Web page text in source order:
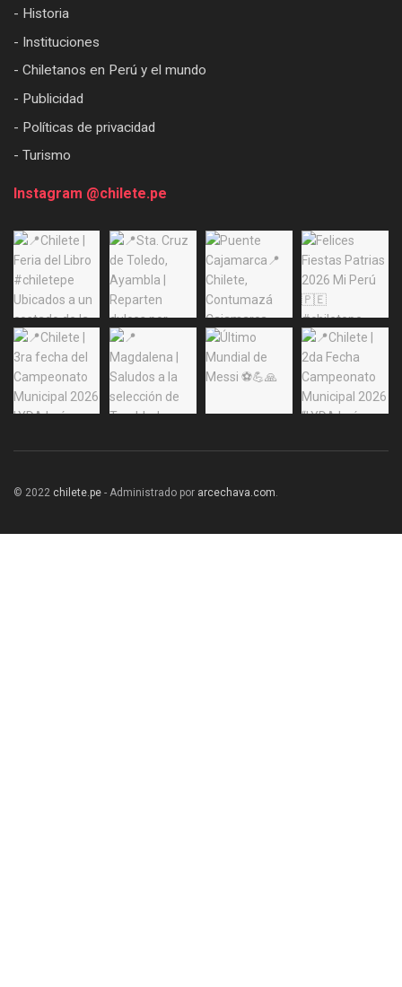
- Historia
- Instituciones
- Chiletanos en Perú y el mundo
- Publicidad
- Políticas de privacidad
- Turismo
Instagram @chilete.pe
© 2022 chilete.pe - Administrado por arcechava.com